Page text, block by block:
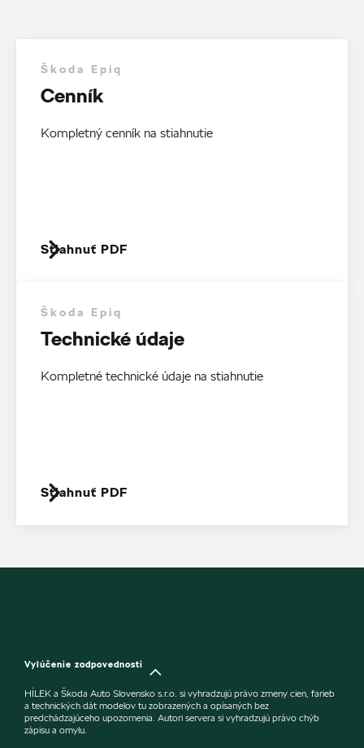
Škoda Epiq
Cenník
Kompletný cenník na stiahnutie
Stiahnuť PDF
Škoda Epiq
Technické údaje
Kompletné technické údaje na stiahnutie
Stiahnuť PDF
Vylúčenie zodpovednosti
HÍLEK a Škoda Auto Slovensko s.r.o. si vyhradzujú právo zmeny cien, farieb
a technických dát modelov tu zobrazených a opísaných bez
predchádzajúceho upozornenia. Autori servera si vyhradzujú právo chýb
zápisu a omylu.